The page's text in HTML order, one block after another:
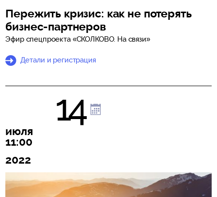
Пережить кризис: как не потерять
бизнес-партнеров
Эфир спецпроекта «СКОЛКОВО. На связи»
Детали и регистрация
14
июля
11:00
2022